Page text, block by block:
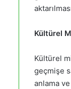
Kültürel
Kültürel
geçmişe
anlama